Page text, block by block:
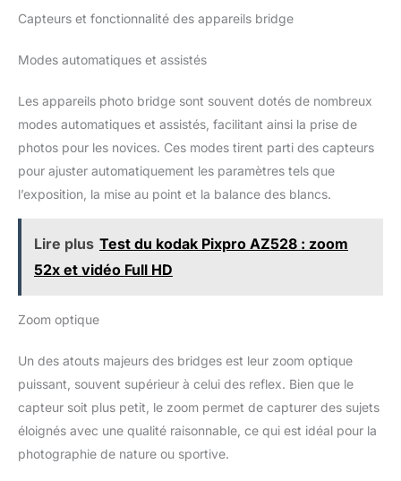
Capteurs et fonctionnalité des appareils bridge
Modes automatiques et assistés
Les appareils photo bridge sont souvent dotés de nombreux
modes automatiques et assistés, facilitant ainsi la prise de
photos pour les novices. Ces modes tirent parti des capteurs
pour ajuster automatiquement les paramètres tels que
l’exposition, la mise au point et la balance des blancs.
Lire plus Test du kodak Pixpro AZ528 : zoom
52x et vidéo Full HD
Zoom optique
Un des atouts majeurs des bridges est leur zoom optique
puissant, souvent supérieur à celui des reflex. Bien que le
capteur soit plus petit, le zoom permet de capturer des sujets
éloignés avec une qualité raisonnable, ce qui est idéal pour la
photographie de nature ou sportive.